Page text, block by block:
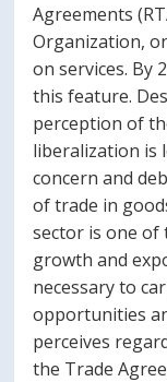
Agreements
Organization,
on services. By
this feature.
perception of
liberalization is
concern and
of trade in
sector is one of
growth and
necessary to
opportunities
perceives
the Trade